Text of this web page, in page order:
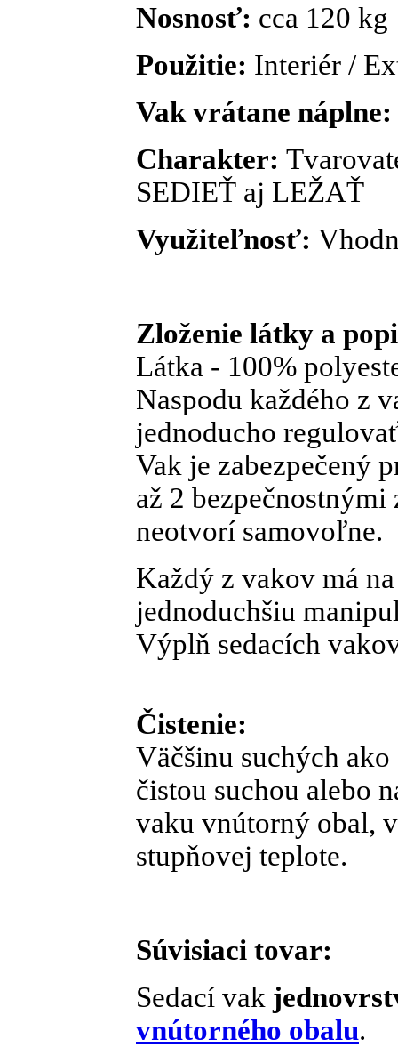
Nosnosť: cca 120 kg
Použitie: Interiér /
Vak vrátane náplne:
Charakter:
SEDIEŤ aj LEŽAŤ
Využiteľnosť:
Zloženie látky a
Látka - 100%
Naspodu každého z
jednoducho
Vak je zabezpečený
až 2
neotvorí samovoľne.
Každý z vakov má
jednoduchšiu
Výplň sedacích
Čistenie:
Väčšinu suchých
čistou suchou alebo
vaku vnútorný obal,
stupňovej teplote.
Súvisiaci tovar:
Sedací vak
vnútorného obalu.